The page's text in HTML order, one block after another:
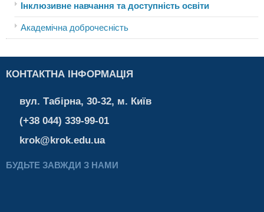
Інклюзивне навчання та доступність освіти
Академічна доброчесність
КОНТАКТНА ІНФОРМАЦІЯ
вул. Табірна, 30-32, м. Київ
(+38 044) 339-99-01
krok@krok.edu.ua
БУДЬТЕ ЗАВЖДИ З НАМИ